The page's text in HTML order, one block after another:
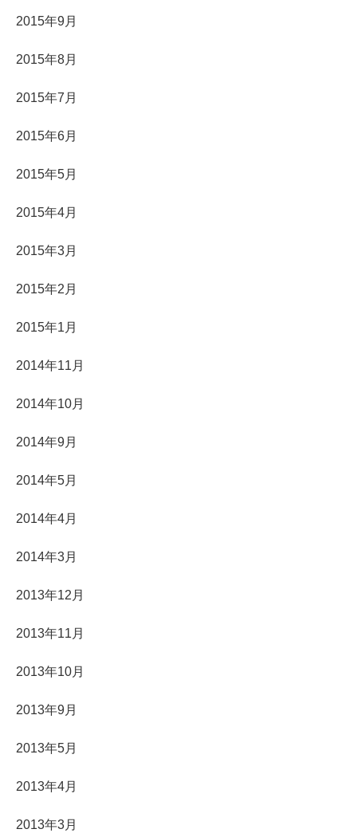
2015年9月
2015年8月
2015年7月
2015年6月
2015年5月
2015年4月
2015年3月
2015年2月
2015年1月
2014年11月
2014年10月
2014年9月
2014年5月
2014年4月
2014年3月
2013年12月
2013年11月
2013年10月
2013年9月
2013年5月
2013年4月
2013年3月